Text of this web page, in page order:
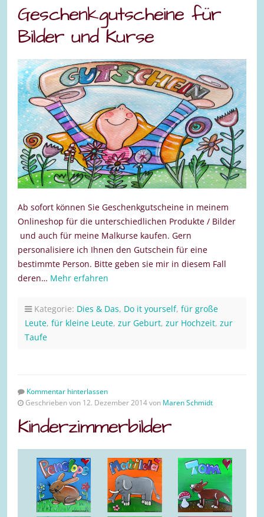
Geschenkgutscheine für
Bilder und Kurse
Ab sofort können Sie Geschenkgutscheine in meinem
Onlineshop für die unterschiedlichen Produkte / Bilder
und auch für meine Malkurse kaufen. Gern
personalisiere ich Ihnen den Gutschein für eine
bestimmte Person. Bitte geben sie mir in diesem Fall
deren… Mehr erfahren
Kategorie: Dies & Das, Do it yourself, für große
Leute, für kleine Leute, zur Geburt, zur Hochzeit, zur
Taufe
Kommentar hinterlassen
Geschrieben von 12. Dezember 2014 von Maren Schmidt
Kinderzimmerbilder